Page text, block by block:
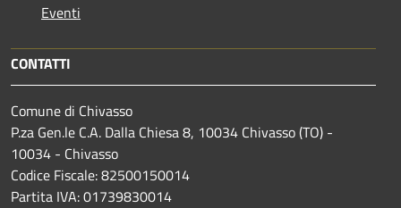
Eventi
CONTATTI
Comune di Chivasso
P.za Gen.le C.A. Dalla Chiesa 8, 10034 Chivasso (TO) -
10034 - Chivasso
Codice Fiscale: 82500150014
Partita IVA: 01739830014